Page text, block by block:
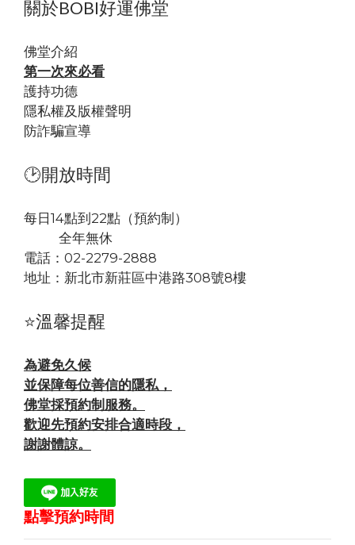
關於BOBI好運佛堂
佛堂介紹
第一次來必看
護持功德
隱私權及版權聲明
防詐騙宣導
🕑開放時間
每日14點到22點（預約制）
全年無休
電話：02-2279-2888
地址： 新北市新莊區中港路308號8樓
⭐溫馨提醒
為避免久候
並保障每位善信的隱私，
佛堂採預約制服務。
歡迎先預約安排合適時段，
謝謝體諒。
點擊預約時間